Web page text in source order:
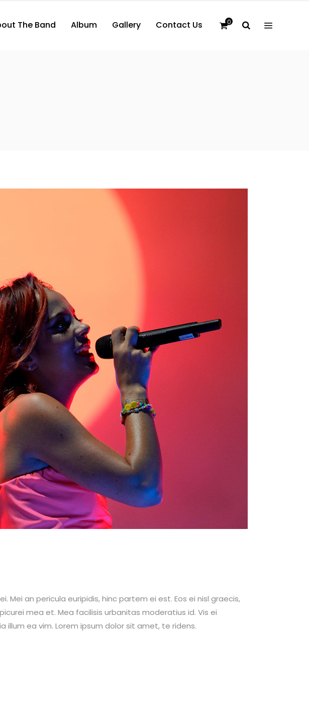
The Band Album Gallery Contact Us 0
an pericula euripidis, hinc partem ei est. Eos ei nisl graecis,
mea et. Mea facilisis urbanitas moderatius id. Vis ei
illum ea vim. Lorem ipsum dolor sit amet, te ridens.